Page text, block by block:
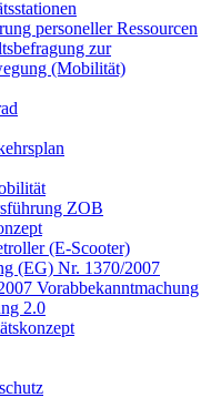
personeller Ressourcen
zur
(Mobilität)
ZOB
(E-Scooter)
(EG) Nr. 1370/2007
Vorabbekanntmachung
2.0